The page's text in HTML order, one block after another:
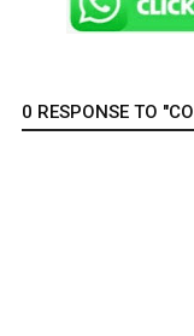
0 RESPONSE TO